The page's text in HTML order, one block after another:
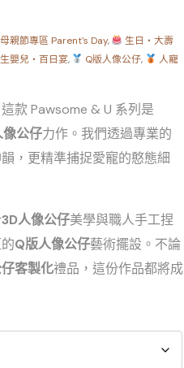
親節專區 Parent's Day,
生日・大壽
嬰兒・百日宴, Q版人像公仔,
人寵
款 Pawsome & U 系列是
公仔力作。我們透過專業的
，更精準捕捉愛寵的憨態細
3D人像公仔美學與職人手工捏
Q版人像公仔藝術擺設。不論
客製化禮品，這份作品都將成